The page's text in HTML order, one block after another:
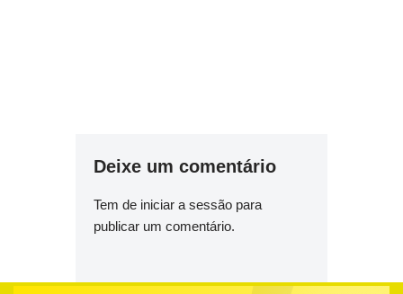
Deixe um comentário
Tem de iniciar a sessão para
publicar um comentário.